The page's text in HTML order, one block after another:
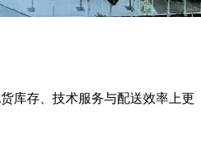
库存、技术服务与配送效率上更